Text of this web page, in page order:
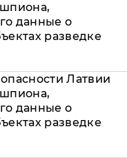
данные о
разведке
Латвии
данные о
разведке